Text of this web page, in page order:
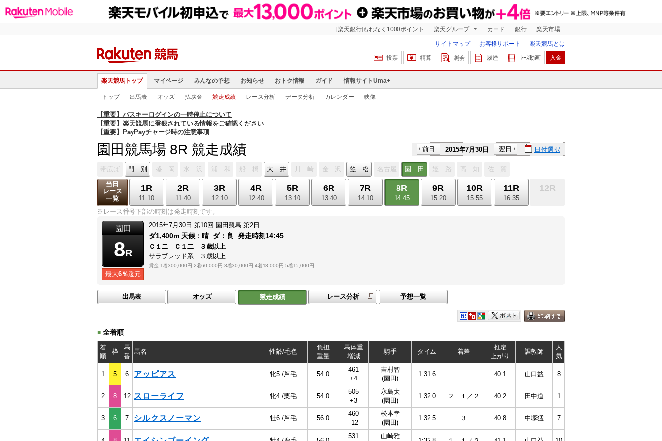
[楽天銀行]もれなく1000ポイント 楽天グループ カード 銀行 楽天市場
サイトマップ お客様サポート
楽天競馬とは
投票
精算 照会 履歴 ﾚｰｽ動画 入金
楽天競馬トップ マイページ みんなの予想 お知らせ おトク情報 ガイド 情報サイトUma+
トップ 出馬表 オッズ 払戻金 競走成績 レース分析 データ分析 カレンダー 映像
【重要】パスキーログインの一時停止について
【重要】楽天競馬に登録されている情報をご確認ください
【重要】PayPayチャージ時の注意事項
園田競馬場 8R 競走成績 前日 2015年7月30日 翌日 日付選択
帯広ば 門 別 盛 岡 水 沢 浦 和 船 橋 大 井 川 崎 金 沢 笠 松 名古屋 園 田 姫 路 高 知
佐 賀
当日
レース
一覧
1R
11:10
2R
11:40
3R
12:10
4R
12:40
5R
13:10
6R
13:40
7R
14:10
8R
14:45
9R
15:20
10R
15:55
11R
16:35
12R
※レース番号下部の時刻は発走時刻です。
園田
8R
最大6％還元
2015年7月30日 第10回 園田競馬 第2日
ダ1,400m 天候： 晴 ダ： 良 発走時刻14:45
Ｃ１二 Ｃ１二 ３歳以上
サラブレッド系 ３歳以上
賞金 1着300,000円 2着60,000円 3着30,000円 4着18,000円 5着12,000円
出馬表 オッズ 競走成績 レース分析 予想一覧
■ 全着順
着
順
枠
馬
番
馬名 性齢/毛色
負担
重量
馬体重
増減
騎手 タイム 着差
推定
上がり
調教師
人
気
1 5 6 アッピアス 牝5 /芦毛 54.0
461
+4
吉村智
(園田)
1:31.6 40.1 山口益 8
2 8 12 スローライフ 牝4 /栗毛 54.0
505
+3
永島太
(園田)
1:32.0 ２ １／２ 40.2 田中道 1
3 6 7 シルクスノーマン 牡6 /芦毛 56.0
460
-12
松本幸
(園田)
1:32.5 ３ 40.8 中塚猛 7
531
山崎雅